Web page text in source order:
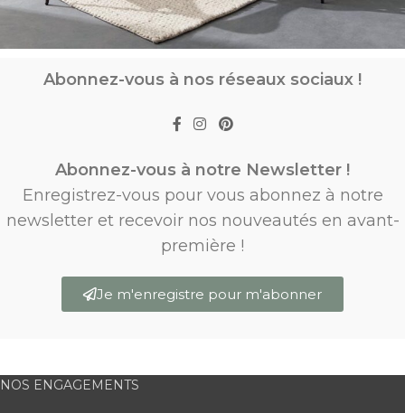
Abonnez-vous à nos réseaux sociaux !
Abonnez-vous à notre Newsletter !
Enregistrez-vous pour vous abonnez à notre
newsletter et recevoir nos nouveautés en avant-
première !
Je m'enregistre pour m'abonner
NOS ENGAGEMENTS